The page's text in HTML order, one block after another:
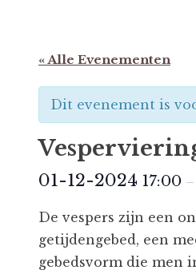
« Alle Evenementen
Dit evenement is
01-12-2024 17:00 –
De vespers zijn een
getijdengebed, een
gebedsvorm die men